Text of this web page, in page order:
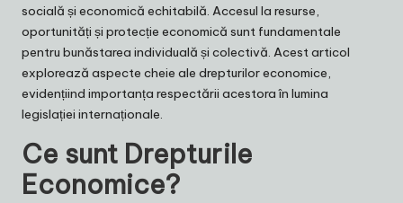
socială și economică echitabilă. Accesul la resurse,
oportunități și protecție economică sunt fundamentale
pentru bunăstarea individuală și colectivă. Acest articol
explorează aspecte cheie ale drepturilor economice,
evidențiind importanța respectării acestora în lumina
legislației internaționale.
Ce sunt Drepturile
Economice?